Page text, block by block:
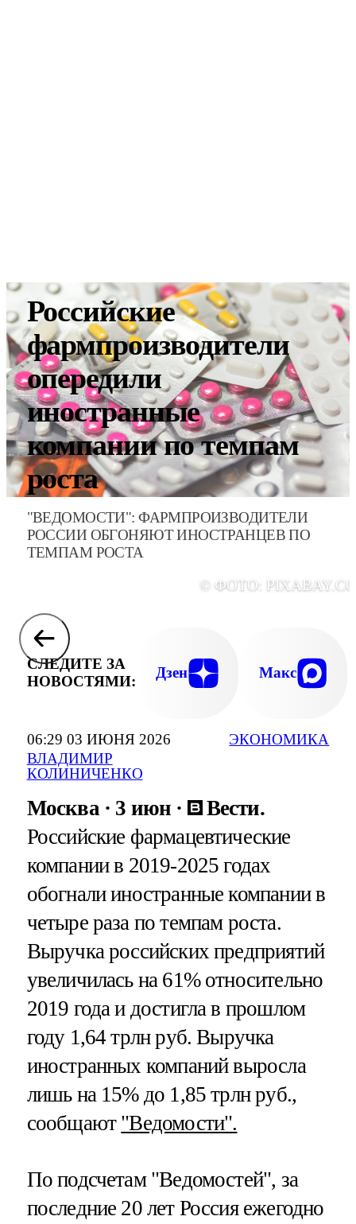
06:29 03 ИЮНЯ 2026
ВЛАДИМИР
КОЛИНИЧЕНКО
ЭКОНОМИКА
Российские
фармпроизводители
опередили
иностранные
компании по темпам
роста
"ВЕДОМОСТИ": ФАРМПРОИЗВОДИТЕЛИ
РОССИИ ОБГОНЯЮТ ИНОСТРАНЦЕВ ПО
ТЕМПАМ РОСТА
© ФОТО:
СЛЕДИТЕ ЗА
НОВОСТЯМИ:
Дзен Макс
Москва 3 июн
Вести.
Российские фармацевтические
компании в 2019-2025 годах
обогнали иностранные компании в
четыре раза по темпам роста.
Выручка российских предприятий
увеличилась на 61% относительно
2019 года и достигла в прошлом
году 1,64 трлн руб. Выручка
иностранных компаний выросла
лишь на 15% до 1,85 трлн руб.,
сообщают "Ведомости".
По подсчетам "Ведомостей", за
последние 20 лет Россия ежегодно